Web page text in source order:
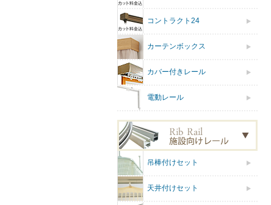
コントラクト24
カーテンボックス
カバー付きレール
電動レール
吊棒付けセット
天井付けセット